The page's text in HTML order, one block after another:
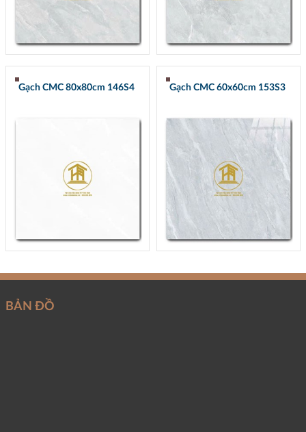
Gạch CMC 80x80cm 146S4 Gạch CMC 60x60cm 153S3
BẢN ĐỒ